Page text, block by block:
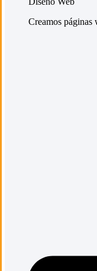
Creamos páginas